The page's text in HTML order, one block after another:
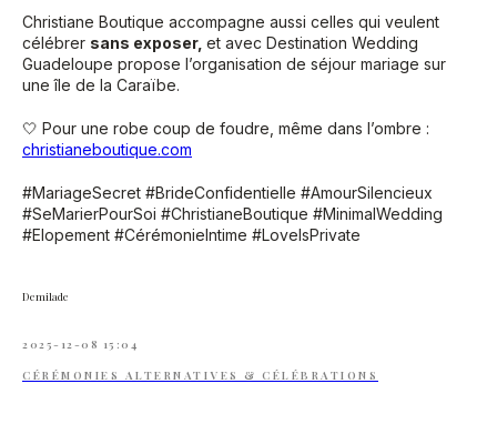
Christiane Boutique accompagne aussi celles qui veulent
célébrer sans exposer, et avec Destination Wedding
Guadeloupe propose l’organisation de séjour mariage sur
une île de la Caraïbe.
🤍 Pour une robe coup de foudre, même dans l’ombre :
christianeboutique.com
#MariageSecret #BrideConfidentielle #AmourSilencieux
#SeMarierPourSoi #ChristianeBoutique #MinimalWedding
#Elopement #CérémonieIntime #LoveIsPrivate
Demilade
2025-12-08 15:04
CÉRÉMONIES ALTERNATIVES & CÉLÉBRATIONS